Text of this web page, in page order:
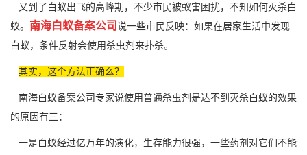
又到了白蚁出飞的高峰期，不少市民被蚁害困扰，不知如何灭杀白
蚁。 南海白蚁备案公司说一些市民反映：如果在居家生活中发现
白蚁，条件反射会使用杀虫剂来扑杀。
其实，这个方法正确么？
南海白蚁备案公司专家说使用普通杀虫剂是达不到灭杀白蚁的效果
的原因有三：
一是白蚁经过亿万年的演化，生存能力很强，一些药剂对它们不能